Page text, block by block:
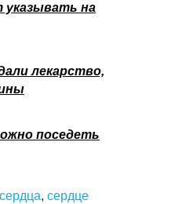
указывать на
лекарство,
поседеть
, сердце